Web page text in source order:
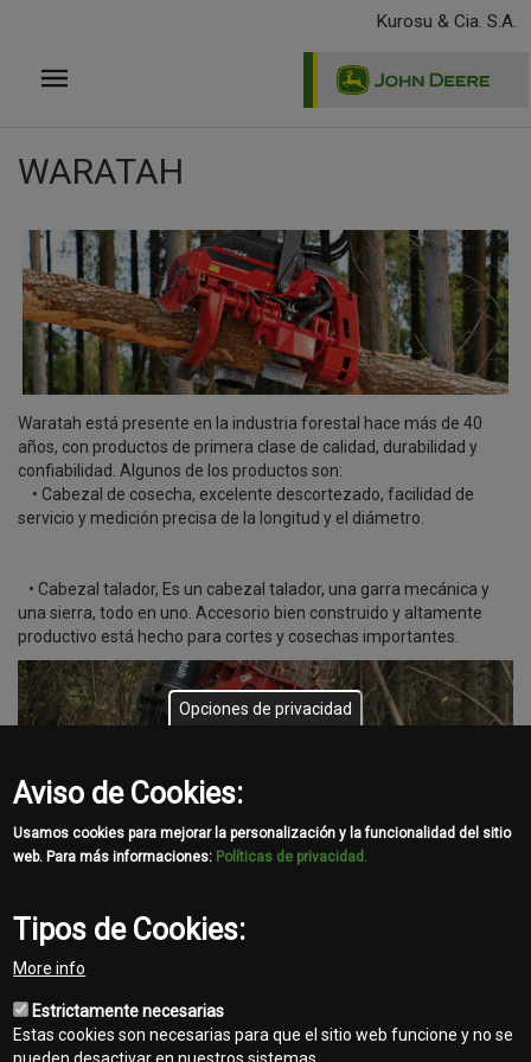
principal
Kurosu & Cia. S.A.
WARATAH
Waratah está presente en la industria forestal hace más de 40
años, con productos de primera clase de calidad, durabilidad y
confiabilidad. Algunos de los productos son:
• Cabezal de cosecha, excelente descortezado, facilidad de
servicio y medición precisa de la longitud y el diámetro.
• Cabezal talador, Es un cabezal talador, una garra mecánica y
una sierra, todo en uno. Accesorio bien construido y altamente
productivo está hecho para cortes y cosechas importantes.
Más información ingrese aquí:
Facebook
Twitter
Email
Opciones de privacidad
Aviso de Cookies:
Usamos cookies para mejorar la personalización y la funcionalidad del sitio
web. Para más informaciones: Políticas de privacidad.
Tipos de Cookies:
More info
Estrictamente necesarias
Estas cookies son necesarias para que el sitio web funcione y no se